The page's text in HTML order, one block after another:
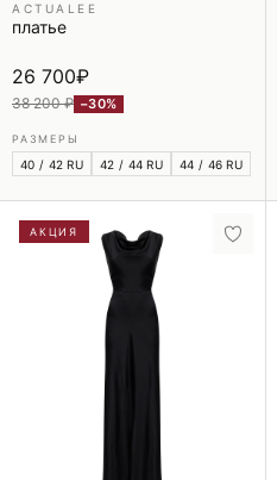
ACTUALEE
платье
26 700₽
38 200 ₽ −30%
РАЗМЕРЫ
40 / 42 RU 42 / 44 RU 44 / 46 RU
АКЦИЯ